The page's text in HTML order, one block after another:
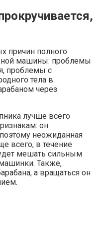
причин полного
машины: проблемы
проблемы с
тела в
через
лучше всего
он
неожиданная
всего, в течение
мешать сильным
Также,
а вращаться он